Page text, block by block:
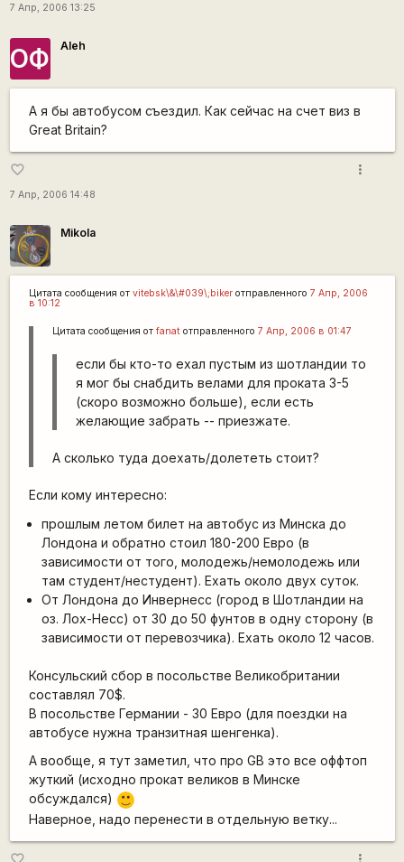
7 Апр, 2006 13:25
ОФ Aleh
А я бы автобусом съездил. Как сейчас на счет виз в
Great Britain?
favorite_border
7 Апр, 2006 14:48
more_vert
Mikola
Цитата сообщения от vitebsk\&\#039\;bikerотправленного 7 Апр, 2006
в 10:12
Цитата сообщения от fanatотправленного 7 Апр, 2006 в 01:47
если бы кто-то ехал пустым из шотландии то
я мог бы снабдить велами для проката 3-5
(скоро возможно больше), если есть
желающие забрать -- приезжате.
А сколько туда доехать/долететь стоит?
Если кому интересно:
прошлым летом билет на автобус из Минска до
Лондона и обратно стоил 180-200 Евро (в
зависимости от того, молодежь/немолодежь или
там студент/нестудент). Ехать около двух суток.
От Лондона до Инвернесс (город в Шотландии на
оз. Лох-Несс) от 30 до 50 фунтов в одну сторону (в
зависимости от перевозчика). Ехать около 12 часов.
Консульский сбор в посольстве Великобритании
составлял 70$.
В посольстве Германии - 30 Евро (для поездки на
автобусе нужна транзитная шенгенка).
А вообще, я тут заметил, что про GB это все оффтоп
жуткий (исходно прокат великов в Минске
обсуждался)
:)
Наверное, надо перенести в отдельную ветку...
favorite_border more_vert